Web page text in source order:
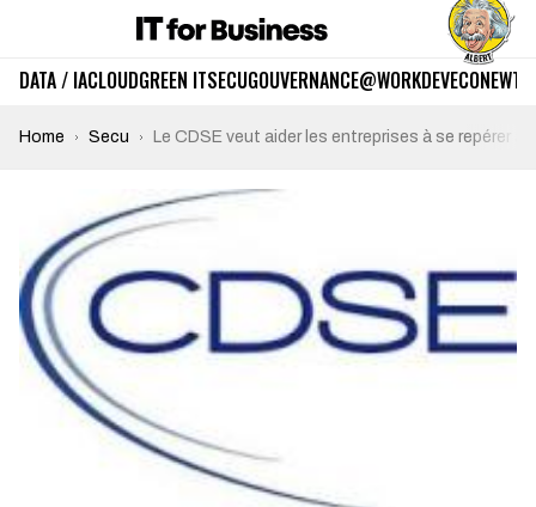
DATA / IACLOUDGREEN ITSECUGOUVERNANCE@WORKDEVECO
Home Secu Le CDSE veut aider les entreprises à se repérer